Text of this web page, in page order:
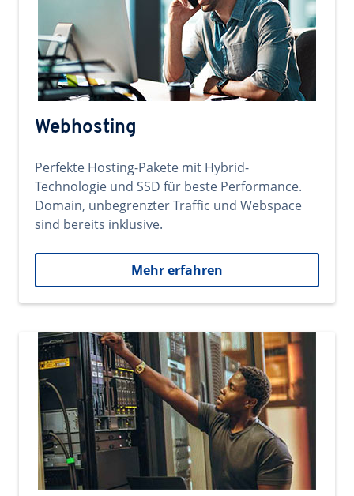
Webhosting
Perfekte Hosting-Pakete mit Hybrid-
Technologie und SSD für beste Performance.
Domain, unbegrenzter Traffic und Webspace
sind bereits inklusive.
Mehr erfahren